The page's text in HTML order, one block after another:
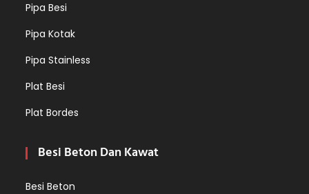
Pipa Besi
Pipa Kotak
Pipa Stainless
Plat Besi
Plat Bordes
Besi Beton Dan Kawat
Besi Beton